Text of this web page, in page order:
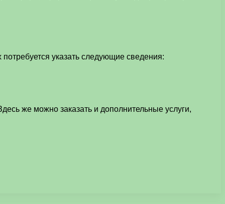
указать следующие сведения:
же можно заказать и дополнительные услуги,